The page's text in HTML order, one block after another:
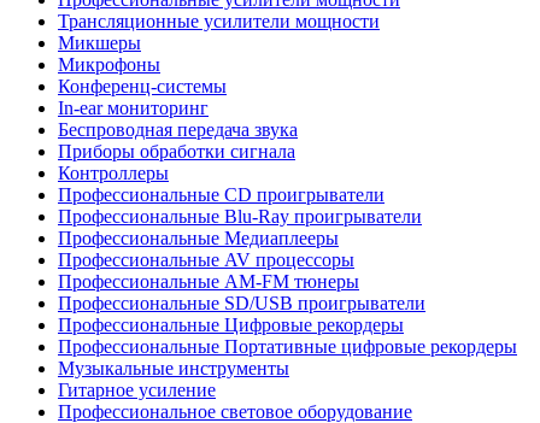
Трансляционные усилители мощности
Микшеры
Микрофоны
Конференц-системы
In-ear мониторинг
Беспроводная передача звука
Приборы обработки сигнала
Контроллеры
Профессиональные СD проигрыватели
Профессиональные Blu-Ray проигрыватели
Профессиональные Медиаплееры
Профессиональные AV процессоры
Профессиональные AM-FM тюнеры
Профессиональные SD/USB проигрыватели
Профессиональные Цифровые рекордеры
Профессиональные Портативные цифровые рекордеры
Музыкальные инструменты
Гитарное усиление
Профессиональное световое оборудование